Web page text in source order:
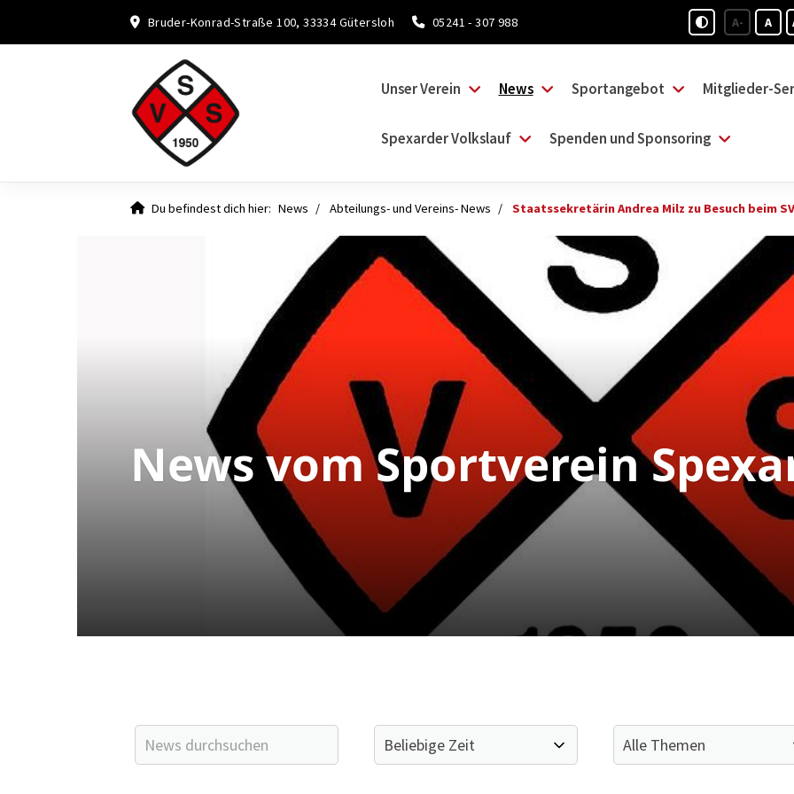
Bruder-Konrad-Straße 100, 33334 Gütersloh 05241 - 307 988 A- A
Unser Verein News Sportangebot Mitglieder-
Spexarder Volkslauf Spenden und Sponsoring
Du befindest dich hier: News Abteilungs- und Vereins- News Staatssekretärin Andrea Milz zu Besuch beim
News vom Sportverein
Quicklinks